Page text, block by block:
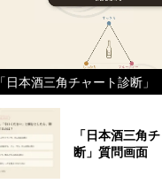
「日本酒三角チャート診断」
「日本酒三角
断」質問画面